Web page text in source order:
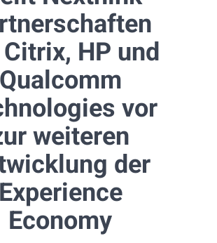
HP und
Qualcomm
vor
weiteren
der
Experience
Economy